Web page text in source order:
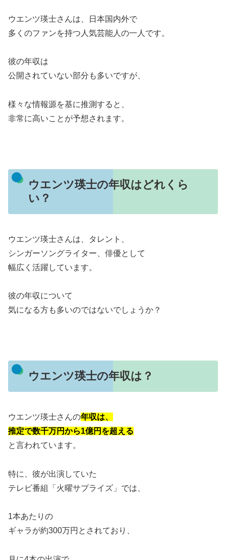
ウエンツ瑛士さんは、日本国内外で
多くのファンを持つ人気芸能人の一人です。
彼の年収は
公開されていない部分も多いですが、
様々な情報源を基に推測すると、
非常に高いことが予想されます。
ウエンツ瑛士の年収はどれくら
い？
ウエンツ瑛士さんは、タレント、
シンガーソングライター、俳優として
幅広く活躍しています。
彼の年収について
気になる方も多いのではないでしょうか？
ウエンツ瑛士の年収は？
ウエンツ瑛士さんの年収は、
推定で数千万円から1億円を超える
と言われています。
特に、彼が出演していた
テレビ番組「火曜サプライズ」では、
1本あたりの
ギャラが約300万円とされており、